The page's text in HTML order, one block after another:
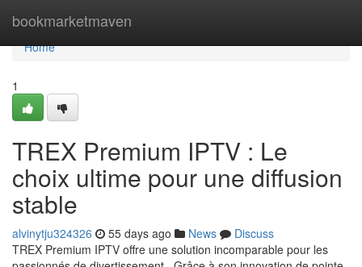
bookmarketmaven
Home
Home
1
TREX Premium IPTV : Le
choix ultime pour une diffusion
stable
alvinytju324326 55 days ago News
Discuss
TREX Premium IPTV offre une solution incomparable pour les